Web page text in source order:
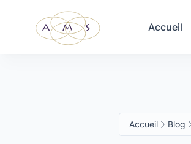
Accueil
Accueil Blog